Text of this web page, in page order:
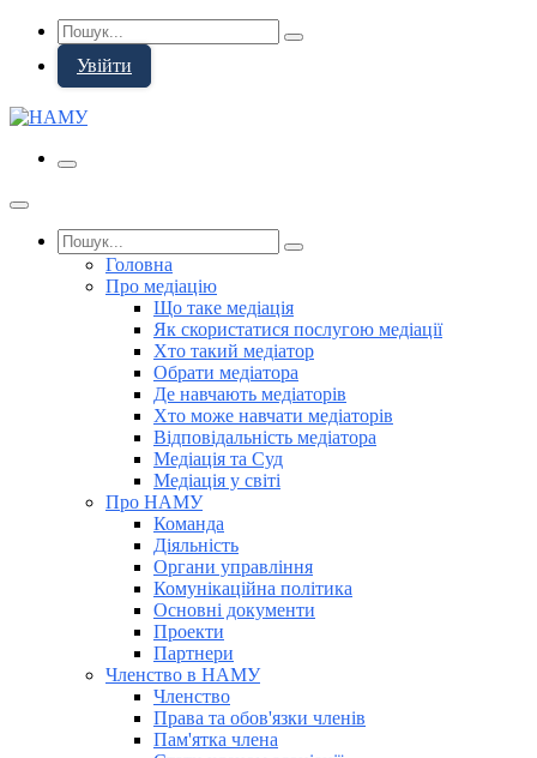
Увійти
Головна
Про медіацію
Що таке медіація
Як скористатися послугою медіації
Хто такий медіатор
Обрати медіатора
Де навчають медіаторів
Хто може навчати медіаторів
Відповідальність медіатора
Медіація та Суд
Медіація у світі
Про НАМУ
Команда
Діяльність
Органи управління
Комунікаційна політика
Основні документи
Проекти
Партнери
Членство в НАМУ
Членство
Права та обов'язки членів
Пам'ятка члена